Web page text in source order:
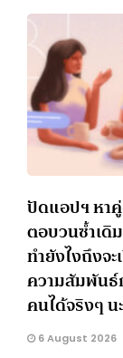
ปัดแอปฯ หา
ตอบวนซ้ำเดิ
ทำยังไงถึงจ
ความสัมพัน
คนได้จริงๆ นะ
6 August 2026